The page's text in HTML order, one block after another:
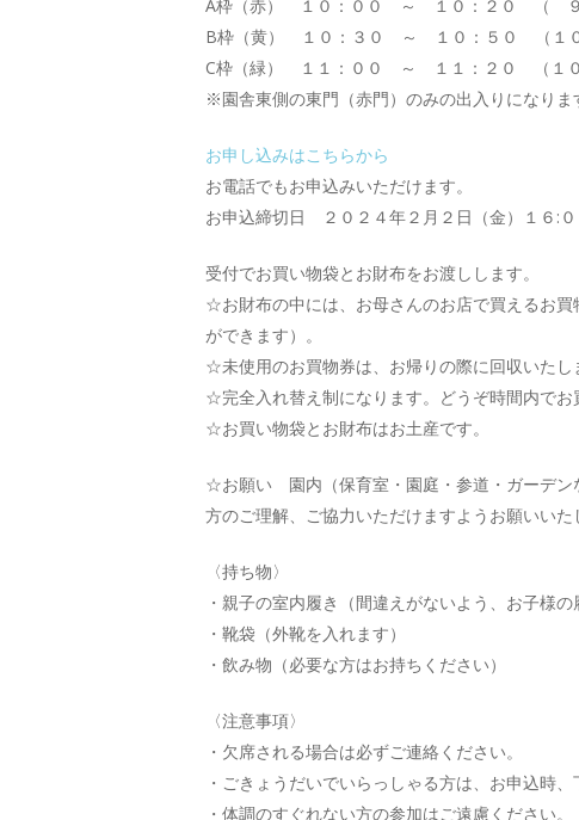
A枠（赤） １０：００ ～ １０：２０ （ ９
B枠（黄） １０：３０ ～ １０：５０ （１
C枠（緑） １１：００ ～ １１：２０ （１
※園舎東側の東門（赤門）のみの出入りになりま
お申し込みはこちらから
お電話でもお申込みいただけます。
お申込締切日 ２０２４年２月２日（金）１６:０
受付でお買い物袋とお財布をお渡しします。
☆お財布の中には、お母さんのお店で買えるお
ができます）。
☆未使用のお買物券は、お帰りの際に回収いたし
☆完全入れ替え制になります。どうぞ時間内でお
☆お買い物袋とお財布はお土産です。
☆お願い 園内（保育室・園庭・参道・ガーデン
方のご理解、ご協力いただけますようお願いいた
〈持ち物〉
・親子の室内履き（間違えがないよう、お子様の
・靴袋（外靴を入れます）
・飲み物（必要な方はお持ちください）
〈注意事項〉
・欠席される場合は必ずご連絡ください。
・ごきょうだいでいらっしゃる方は、お申込時
・体調のすぐれない方の参加はご遠慮ください。